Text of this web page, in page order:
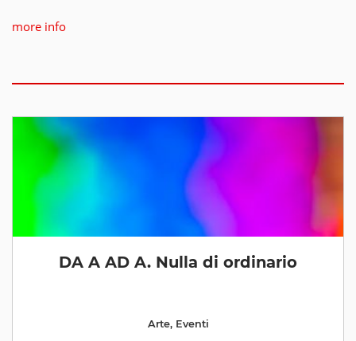
more info
DA A AD A. Nulla di ordinario
Arte, Eventi